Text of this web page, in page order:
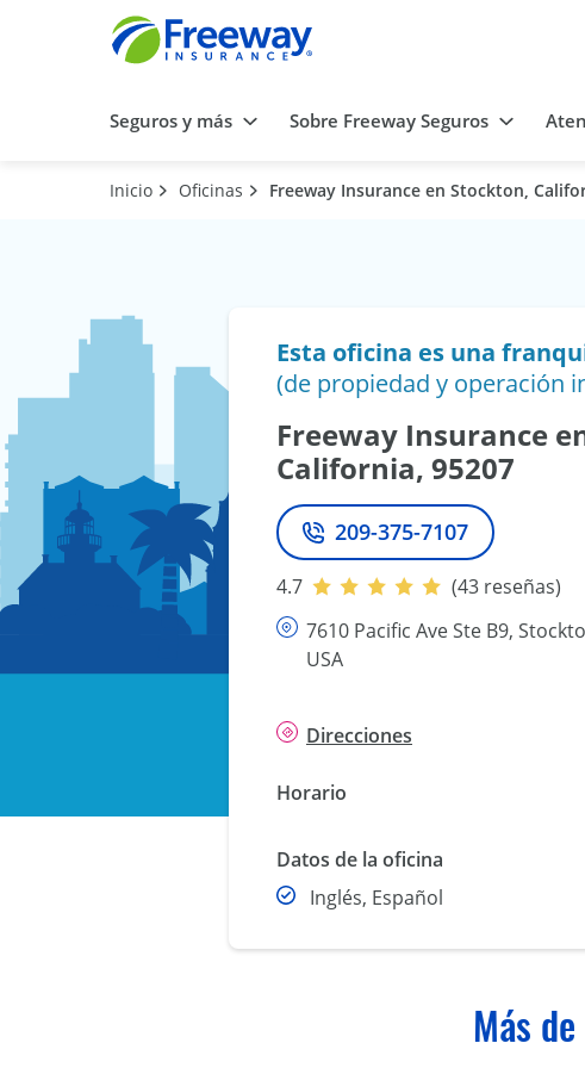
Seguros y más Sobre Freeway Seguros
Inicio Oficinas Freeway Insurance en Stockton,
Esta oficina es una
(de propiedad y operación
Freeway Insurance
California, 95207
Teléfono
209-375-7107
4.7
(43 reseñas)
7610 Pacific Ave Ste B9,
USA
Direcciones
Horario
Datos de la oficina
Inglés, Español
Más